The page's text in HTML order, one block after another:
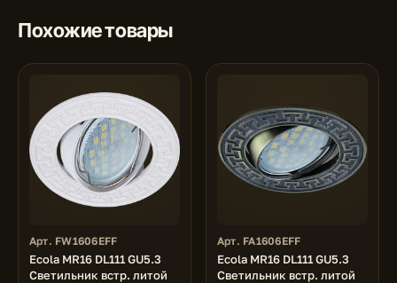
Похожие товары
Арт. FW1606EFF
Ecola MR16 DL111 GU5.3
Светильник встр. литой
Арт. FA1606EFF
Ecola MR16 DL111 GU5.3
Светильник встр. литой